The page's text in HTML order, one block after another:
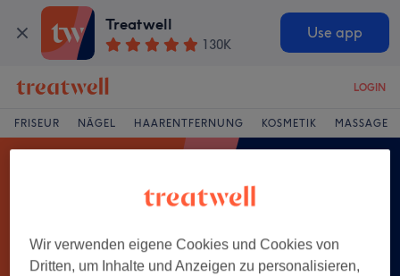
Treatwell
130K
Use app
LOGIN
FRISEUR NÄGEL HAARENTFERNUNG KOSMETIK MASSAGE
Wir verwenden eigene Cookies und Cookies von
Dritten, um Inhalte und Anzeigen zu personalisieren,